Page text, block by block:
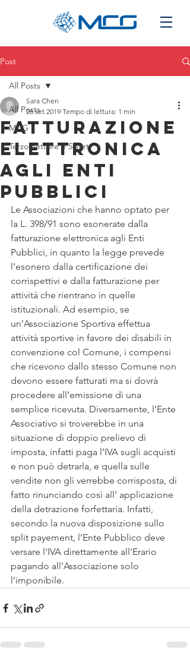
Post
All Posts
MCG
Terzo Settore e Sport
All Posts
Fatturazione
elettronica
agli Enti
Pubblici
Sara Chen
26 set 2019 Tempo di lettura: 1 min
Le Associazioni che hanno optato per
la L. 398/91 sono esonerate dalla
fatturazione elettronica agli Enti
Pubblici, in quanto la legge prevede
l’esonero dalla certificazione dei
corrispettivi e dalla fatturazione per
attività che rientrano in quelle
istituzionali. Ad esempio, se
un’Associazione Sportiva effettua
attività sportive in favore dei disabili in
convenzione col Comune, i compensi
che ricevono dallo stesso Comune non
devono essere fatturati ma si dovrà
procedere all’emissione di una
semplice ricevuta. Diversamente, l’Ente
Associativo si troverebbe in una
situazione di doppio prelievo di
imposta, infatti paga l’IVA sugli acquisti
e non può detrarla, e quella sulle
vendite non gli verrebbe corrisposta, di
fatto rinunciando così all’ applicazione
della detrazione forfettaria. Infatti,
secondo la nuova disposizione sullo
split payement, l’Ente Pubblico deve
versare l’IVA direttamente all’Erario
pagando all’Associazione solo
l’imponibile.